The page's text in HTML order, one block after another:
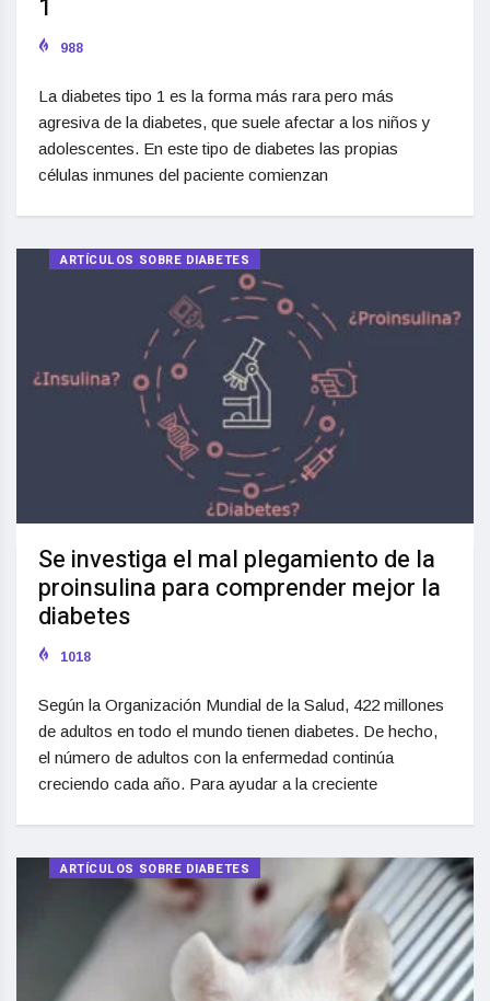
1
988
La diabetes tipo 1 es la forma más rara pero más
agresiva de la diabetes, que suele afectar a los niños y
adolescentes. En este tipo de diabetes las propias
células inmunes del paciente comienzan
ARTÍCULOS SOBRE DIABETES
Se investiga el mal plegamiento de la
proinsulina para comprender mejor la
diabetes
1018
Según la Organización Mundial de la Salud, 422 millones
de adultos en todo el mundo tienen diabetes. De hecho,
el número de adultos con la enfermedad continúa
creciendo cada año. Para ayudar a la creciente
ARTÍCULOS SOBRE DIABETES